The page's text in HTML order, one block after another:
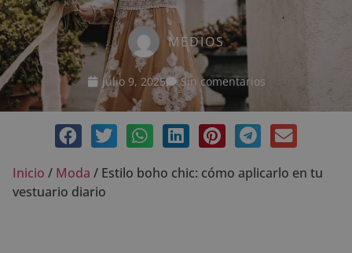
MEDIOS
julio 9, 2025 Sin comentarios
Inicio / Moda / Estilo boho chic: cómo aplicarlo en tu
vestuario diario